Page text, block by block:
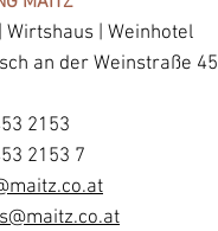
Wirtshaus | Weinhotel
an der Weinstraße 45
2153
2153 7